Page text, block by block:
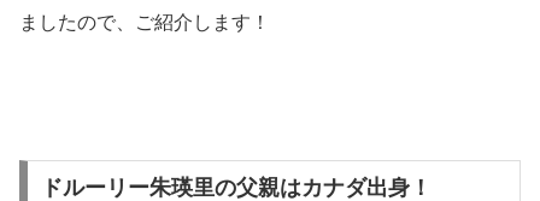
ましたので、ご紹介します！
ドルーリー朱瑛里の父親はカナダ出身！